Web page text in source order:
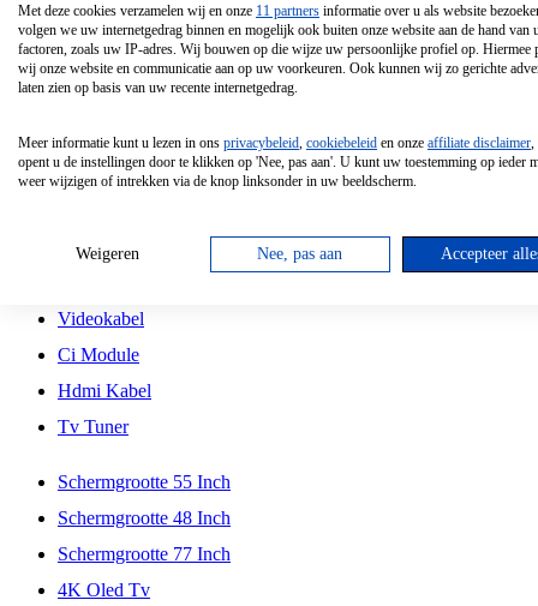
Schermgrootte 85 Inch
Schermgrootte 98 Inch
Tcl
Hd Led Tv
Antennekabel
Videokabel
Ci Module
Hdmi Kabel
Tv Tuner
Schermgrootte 55 Inch
Schermgrootte 48 Inch
Schermgrootte 77 Inch
4K Oled Tv
Met deze cookies verzamelen wij en onze 11 partners informatie over u als website
volgen we uw internetgedrag binnen en mogelijk ook buiten onze website aan de hand van
factoren, zoals uw IP-adres. Wij bouwen op die wijze uw persoonlijke profiel op. Hiermee
wij onze website en communicatie aan op uw voorkeuren. Ook kunnen wij zo gerichte
laten zien op basis van uw recente internetgedrag.
Meer informatie kunt u lezen in ons privacybeleid, cookiebeleid en onze affiliate disclaimer,
opent u de instellingen door te klikken op 'Nee, pas aan'. U kunt uw toestemming op ieder
weer wijzigen of intrekken via de knop linksonder in uw beeldscherm.
Weigeren Nee, pas aan Accepteer